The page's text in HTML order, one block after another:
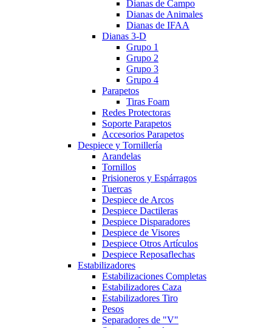
Dianas de Campo
Dianas de Animales
Dianas de IFAA
Dianas 3-D
Grupo 1
Grupo 2
Grupo 3
Grupo 4
Parapetos
Tiras Foam
Redes Protectoras
Soporte Parapetos
Accesorios Parapetos
Despiece y Tornillería
Arandelas
Tornillos
Prisioneros y Espárragos
Tuercas
Despiece de Arcos
Despiece Dactileras
Despiece Disparadores
Despiece de Visores
Despiece Otros Artículos
Despiece Reposaflechas
Estabilizadores
Estabilizaciones Completas
Estabilizadores Caza
Estabilizadores Tiro
Pesos
Separadores de "V"